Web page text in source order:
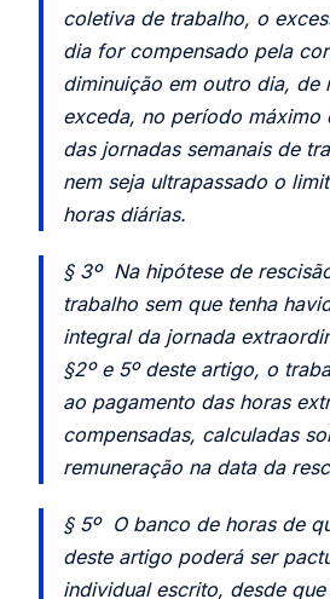
coletiva de trabalho, o
dia for compensado pela
diminuição em outro dia, de
exceda, no período máximo
das jornadas semanais de
nem seja ultrapassado o
horas diárias.
§ 3º Na hipótese de
trabalho sem que tenha
integral da jornada
§2º e 5º deste artigo, o
ao pagamento das horas
compensadas, calculadas
remuneração na data da
§ 5º O banco de horas de
deste artigo poderá ser
individual escrito, desde